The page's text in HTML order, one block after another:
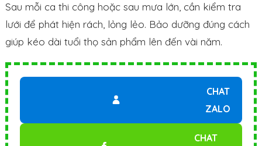
Sau mỗi ca thi công hoặc sau mưa lớn, cần kiểm tra
lưới để phát hiện rách, lỏng lẻo. Bảo dưỡng đúng cách
giúp kéo dài tuổi thọ sản phẩm lên đến vài năm.
CHAT
ZALO
CHAT